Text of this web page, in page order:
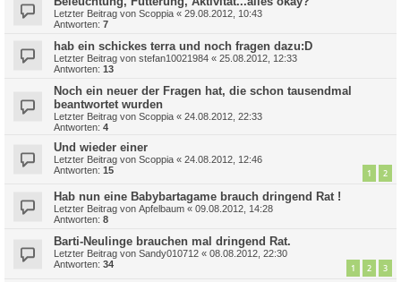
Letzter Beitrag von Scoppia « 29.08.2012, 10:43
Antworten: 7
hab ein schickes terra und noch fragen dazu:D
Letzter Beitrag von stefan10021984 « 25.08.2012, 12:33
Antworten: 13
Noch ein neuer der Fragen hat, die schon tausendmal
beantwortet wurden
Letzter Beitrag von Scoppia « 24.08.2012, 22:33
Antworten: 4
Und wieder einer
Letzter Beitrag von Scoppia « 24.08.2012, 12:46
Antworten: 15 1 2
Hab nun eine Babybartagame brauch dringend Rat !
Letzter Beitrag von Apfelbaum « 09.08.2012, 14:28
Antworten: 8
Barti-Neulinge brauchen mal dringend Rat.
Letzter Beitrag von Sandy010712 « 08.08.2012, 22:30
Antworten: 34 1 2 3